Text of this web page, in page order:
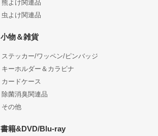
熊よけ関連品
虫よけ関連品
小物＆雑貨
ステッカー/ワッペン/ピンバッジ
キーホルダー＆カラビナ
カードケース
除菌消臭関連品
その他
書籍&DVD/Blu-ray